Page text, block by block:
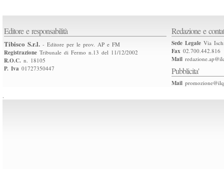
Editore e responsabilità
Tibisco S.r.l. - Editore per le prov. AP e FM
Registrazione Tribunale di Fermo n.13 del 11/12/2002
R.O.C. n. 18105
P. Iva 01727350447
Redazione e
Sede Legale Via
Fax 02.700.442.816
Mail
Pubblicita'
Mail
.